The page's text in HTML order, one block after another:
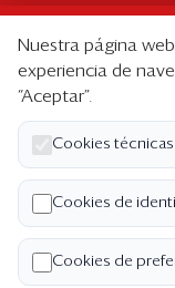
Suscripción
Paquetes
Edición
Nosotros
Quiénes
Código de
Nuestra página
experiencia de
“Aceptar”.
Cookies
Cookies de
Cookies de